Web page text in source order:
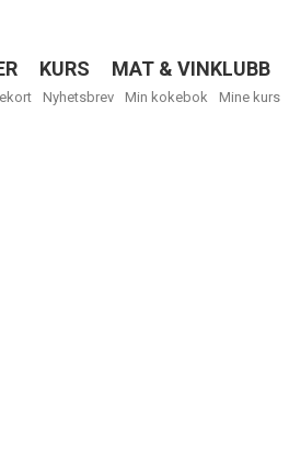
KURS MAT & VINKLUBB
Nyhetsbrev Min kokebok Mine kurs